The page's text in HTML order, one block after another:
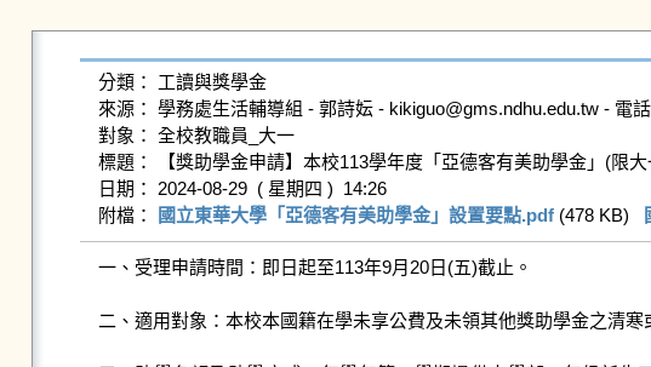
分類： 工讀與獎學金
來源： 學務處生活輔導組 - 郭詩妘 - kikiguo@gms.ndhu.edu.tw - 電
對象： 全校教職員_大一
標題： 【獎助學金申請】本校113學年度「亞德客有美助學金」(限
日期： 2024-08-29  ( 星期四 )  14:26
附檔：
國立東華大學「亞德客有美助學金」設置要點.pdf (478 KB)
一、受理申請時間：即日起至113年9月20日(五)截止。
二、適用對象：本校本國籍在學未享公費及未領其他獎助學金之清